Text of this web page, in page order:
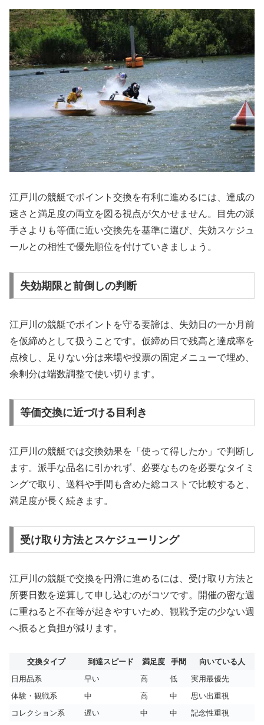
江戸川の競艇でポイント交換を有利に進めるには、達成の
速さと満足度の両立を図る視点が欠かせません。目先の派
手さよりも等価に近い交換先を基準に選び、失効スケジュ
ールとの相性で優先順位を付けていきましょう。
失効期限と前倒しの判断
江戸川の競艇でポイントを守る要諦は、失効日の一か月前
を仮締めとして扱うことです。仮締め日で残高と達成率を
点検し、足りない分は来場や投票の固定メニューで埋め、
余剰分は端数調整で使い切ります。
等価交換に近づける目利き
江戸川の競艇では交換効果を「使って得したか」で判断し
ます。派手な品名に引かれず、必要なものを必要なタイミ
ングで取り、送料や手間も含めた総コストで比較すると、
満足度が長く続きます。
受け取り方法とスケジューリング
江戸川の競艇で交換を円滑に進めるには、受け取り方法と
所要日数を逆算して申し込むのがコツです。開催の密な週
に重ねると不在等が起きやすいため、観戦予定の少ない週
へ振ると負担が減ります。
交換タイプ 到達スピード 満足度 手間
向いている人
日用品系
早い 高 低
実用最優先
体験・観戦系
中 高 中
思い出重視
コレクション系
遅い 中 中
記念性重視